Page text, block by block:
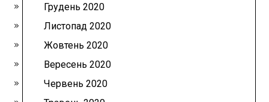
Грудень 2020
Листопад 2020
Жовтень 2020
Вересень 2020
Червень 2020